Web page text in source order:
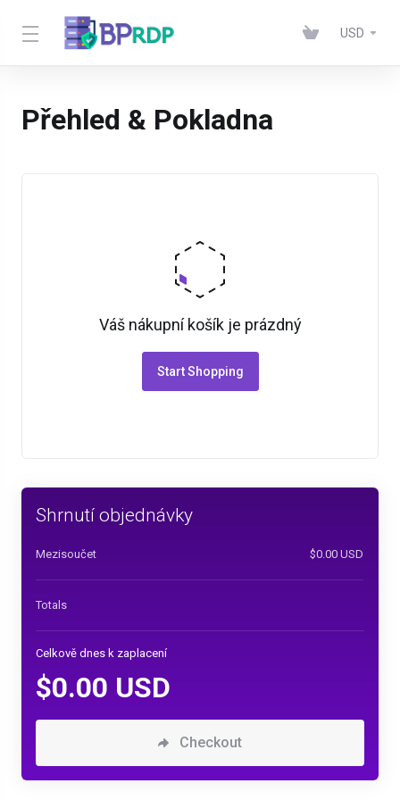
USD
Přehled & Pokladna
Váš nákupní košík je prázdný
Start Shopping
Shrnutí objednávky
Mezisoučet $0.00 USD
Totals
Celkově dnes k zaplacení
$0.00 USD
Checkout